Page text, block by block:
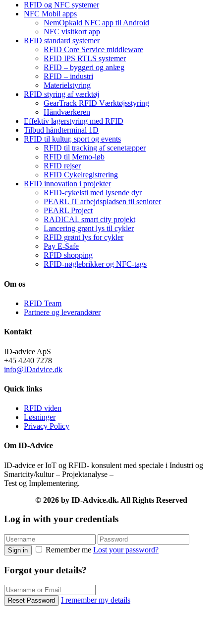
RFID og NFC systemer
NFC Mobil apps
NemOpkald NFC app til Android
NFC visitkort app
RFID standard systemer
RFID Core Service middleware
RFID IPS RTLS systemer
RFID – byggeri og anlæg
RFID – industri
Materielstyring
RFID styring af værktøj
GearTrack RFID Værktøjsstyring
Håndværkeren
Effektiv lagerstyring med RFID
Tilbud håndterminal 1D
RFID til kultur, sport og events
RFID til tracking af scenetæpper
RFID til Memo-løb
RFID rejser
RFID Cykelregistrering
RFID innovation i projekter
RFID-cykelsti med lysende dyr
PEARL IT arbejdspladsen til seniorer
PEARL Project
RADICAL smart city projekt
Lancering grønt lys til cykler
RFID grønt lys for cykler
Pay E-Safe
RFID shopping
RFID-nøglebrikker og NFC-tags
Om os
RFID Team
Partnere og leverandører
Kontakt
ID-advice ApS
+45 4240 7278
info@IDadvice.dk
Quick links
RFID viden
Løsninger
Privacy Policy
Om ID-Advice
ID-advice er IoT og RFID- konsulent med speciale i Industri og
Smartcity/kultur – Projektanalyse –
Test og Implementering.
© 2026 by ID-Advice.dk. All Rights Reserved
Log in with your credentials
Sign in Remember me Lost your password?
Forgot your details?
Reset Password I remember my details